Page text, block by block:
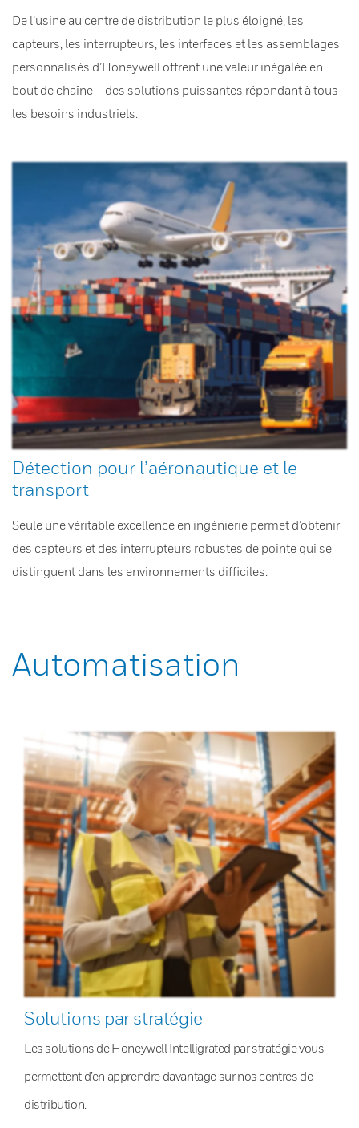
De l’usine au centre de distribution le plus éloigné, les
capteurs, les interrupteurs, les interfaces et les assemblages
personnalisés d’Honeywell offrent une valeur inégalée en
bout de chaîne – des solutions puissantes répondant à tous
les besoins industriels.
Détection pour l’aéronautique et le
transport
Seule une véritable excellence en ingénierie permet d’obtenir
des capteurs et des interrupteurs robustes de pointe qui se
distinguent dans les environnements difficiles.
Automatisation
Solutions par stratégie
Les solutions de Honeywell Intelligrated par stratégie vous
permettent d’en apprendre davantage sur nos centres de
distribution.